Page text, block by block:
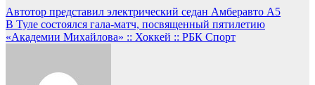
Навигация
по
Автотор представил электрический седан Амберавто А5
В Туле состоялся гала-матч, посвященный пятилетию
«Академии Михайлова» :: Хоккей :: РБК Спорт